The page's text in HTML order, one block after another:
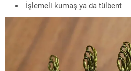
İşlemeli kumaş ya da tülbent